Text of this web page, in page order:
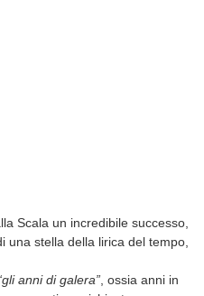
Scala un incredibile successo,
una stella della lirica del tempo,
anni di galera”, ossia anni in